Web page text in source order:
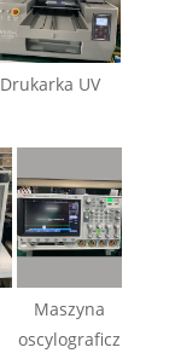
Drukarka UV
Maszyna
oscylograficz